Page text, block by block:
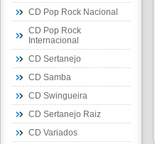
CD Pop Rock Nacional
CD Pop Rock
Internacional
CD Sertanejo
CD Samba
CD Swingueira
CD Sertanejo Raiz
CD Variados